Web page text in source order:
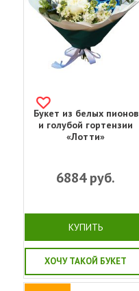
Букет из белых пионов
и голубой гортензии
«Лотти»
6884руб.
КУПИТЬ
ХОЧУ ТАКОЙ БУКЕТ